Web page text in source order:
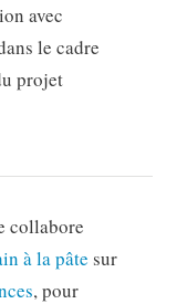
avec
le cadre
projet
collabore
à la pâte sur
, pour